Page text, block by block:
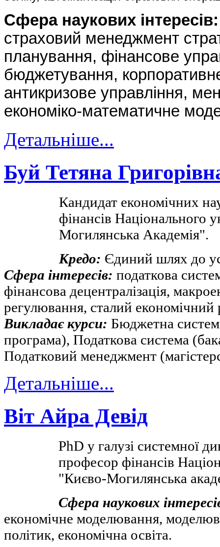
Сфера наукових інтересів:
страховий менеджмент
планування, фінансове
бюджетування,
антикризове управління,
економіко-математичне
Детальніше...
Буй Тетяна
Кандидат економічних
фінансів Національного
Могилянська Академія".
Кредо: Єдиний шлях до
Сфера інтересів: податкова
фінансова децентралізація,
регулювання, сталий економічний
Викладає курси: Бюджетна
програма), Податкова система
Податковий менеджмент
Детальніше...
Віт Айра Девід
PhD у галузі системної
професор фінансів
"Києво-Могилянська
Сфера наукових
економічне моделювання,
політик, економічна освіта.